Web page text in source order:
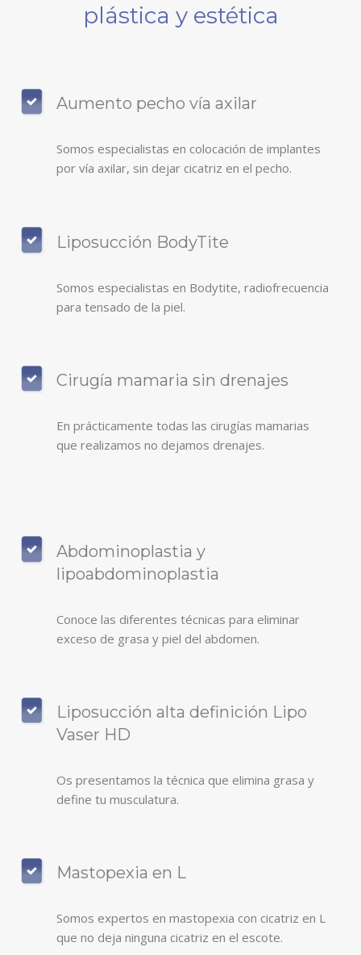
plástica y estética
Aumento pecho vía axilar
Somos especialistas en colocación de implantes
por vía axilar, sin dejar cicatriz en el pecho.
Liposucción BodyTite
Somos especialistas en Bodytite, radiofrecuencia
para tensado de la piel.
Cirugía mamaria sin drenajes
En prácticamente todas las cirugías mamarias
que realizamos no dejamos drenajes.
Abdominoplastia y
lipoabdominoplastia
Conoce las diferentes técnicas para eliminar
exceso de grasa y piel del abdomen.
Liposucción alta definición Lipo
Vaser HD
Os presentamos la técnica que elimina grasa y
define tu musculatura.
Mastopexia en L
Somos expertos en mastopexia con cicatriz en L
que no deja ninguna cicatriz en el escote.